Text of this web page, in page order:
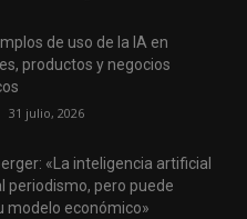
de uso de la IA en
productos y negocios
31 julio, 2026
«La inteligencia artificial
periodismo, pero puede
modelo económico»